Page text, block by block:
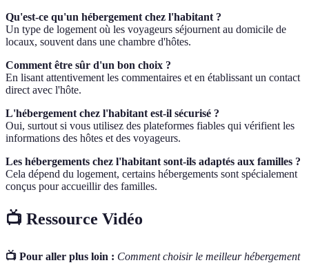
Qu'est-ce qu'un hébergement chez l'habitant ?
Un type de logement où les voyageurs séjournent au domicile de
locaux, souvent dans une chambre d'hôtes.
Comment être sûr d'un bon choix ?
En lisant attentivement les commentaires et en établissant un contact
direct avec l'hôte.
L'hébergement chez l'habitant est-il sécurisé ?
Oui, surtout si vous utilisez des plateformes fiables qui vérifient les
informations des hôtes et des voyageurs.
Les hébergements chez l'habitant sont-ils adaptés aux familles ?
Cela dépend du logement, certains hébergements sont spécialement
conçus pour accueillir des familles.
📺 Ressource Vidéo
📺 Pour aller plus loin : Comment choisir le meilleur hébergement